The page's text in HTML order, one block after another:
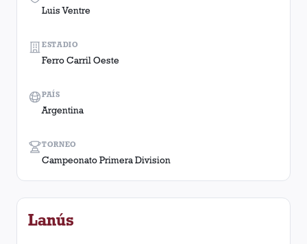
Luis Ventre
TORNEO
Campeonato Primera Division
ESTADIO
Ferro Carril Oeste
PAÍS
Argentina
Lanús